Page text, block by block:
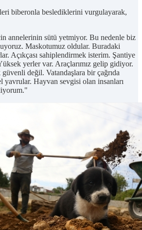
biberonla beslediklerini vurgulayarak,
annelerinin sütü yetmiyor. Bu nedenle biz
Maskotumuz oldular. Buradaki
Açıkçası sahiplendirmek isterim. Şantiye
yerler var. Araçlarımız gelip gidiyor.
değil. Vatandaşlara bir çağrıda
Hayvan sevgisi olan insanları